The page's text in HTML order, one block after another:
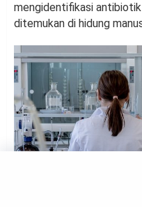
mengidentifikasi
ditemukan di hidung